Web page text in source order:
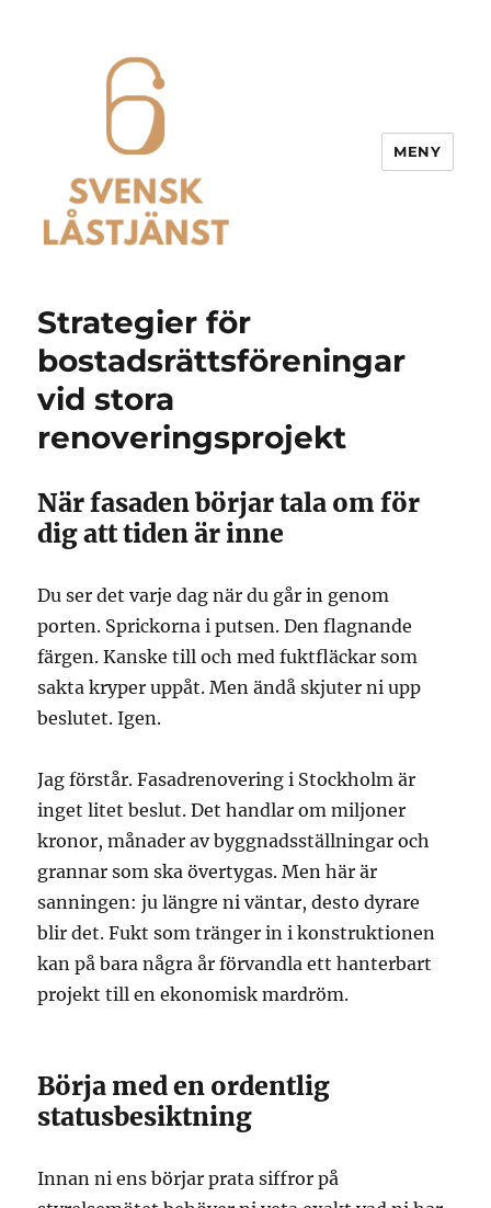
MENY
Strategier för
bostadsrättsföreningar
vid stora
renoveringsprojekt
När fasaden börjar tala om för
dig att tiden är inne
Du ser det varje dag när du går in genom
porten. Sprickorna i putsen. Den flagnande
färgen. Kanske till och med fuktfläckar som
sakta kryper uppåt. Men ändå skjuter ni upp
beslutet. Igen.
Jag förstår. Fasadrenovering i Stockholm är
inget litet beslut. Det handlar om miljoner
kronor, månader av byggnadsställningar och
grannar som ska övertygas. Men här är
sanningen: ju längre ni väntar, desto dyrare
blir det. Fukt som tränger in i konstruktionen
kan på bara några år förvandla ett hanterbart
projekt till en ekonomisk mardröm.
Börja med en ordentlig
statusbesiktning
Innan ni ens börjar prata siffror på